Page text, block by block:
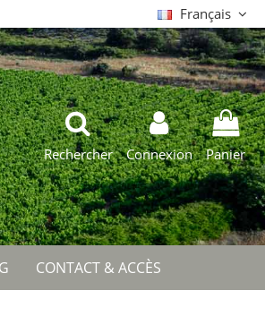
Français
Rechercher Connexion Panier
CONTACT & ACCÈS